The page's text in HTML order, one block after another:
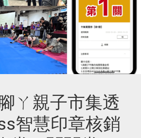
ㄚ親子市集透
智慧印章核銷